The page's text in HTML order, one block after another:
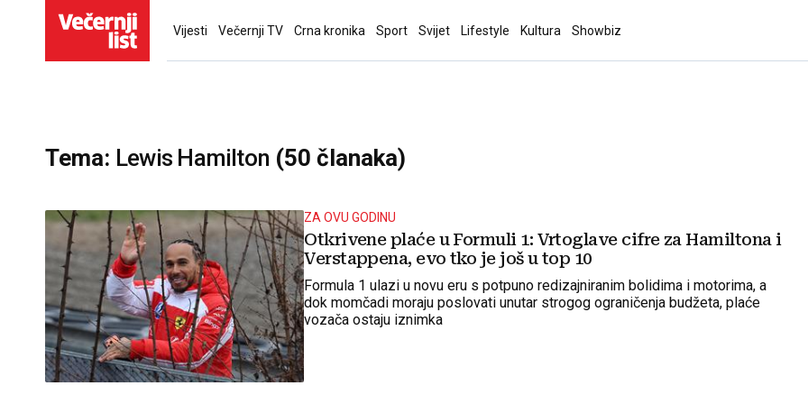
Vijesti Večernji TV Crna kronika Sport Svijet Lifestyle Kultura Showbiz
Tema: Lewis Hamilton (50 članaka)
ZA OVU GODINU
Otkrivene plaće u Formuli 1: Vrtoglave cifre za Hamiltona i
Verstappena, evo tko je još u top 10
Formula 1 ulazi u novu eru s potpuno redizajniranim bolidima i motorima, a
dok momčadi moraju poslovati unutar strogog ograničenja budžeta, plaće
vozača ostaju iznimka